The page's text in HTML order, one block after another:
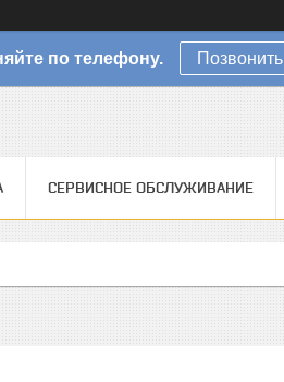
по телефону. Позвонить
СЕРВИСНОЕ ОБСЛУЖИВАНИЕ